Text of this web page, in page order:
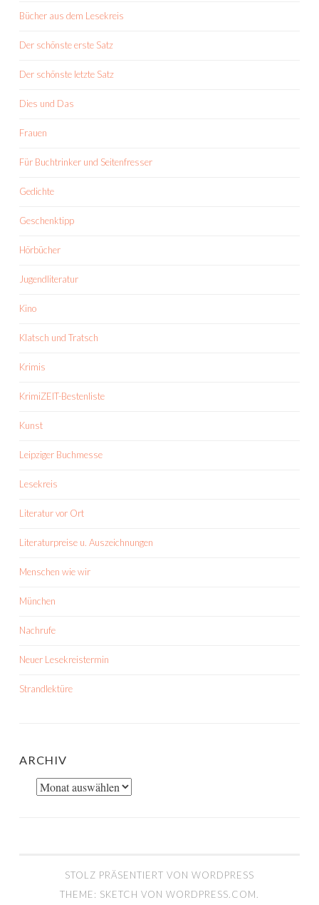
Bücher aus dem Lesekreis
Der schönste erste Satz
Der schönste letzte Satz
Dies und Das
Frauen
Für Buchtrinker und Seitenfresser
Gedichte
Geschenktipp
Hörbücher
Jugendliteratur
Kino
Klatsch und Tratsch
Krimis
KrimiZEIT-Bestenliste
Kunst
Leipziger Buchmesse
Lesekreis
Literatur vor Ort
Literaturpreise u. Auszeichnungen
Menschen wie wir
München
Nachrufe
Neuer Lesekreistermin
Strandlektüre
ARCHIV
Archiv
STOLZ PRÄSENTIERT VON WORDPRESS
THEME: SKETCH VON WORDPRESS.COM